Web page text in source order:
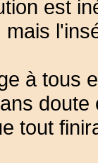
est
mais
à tous
doute
tout